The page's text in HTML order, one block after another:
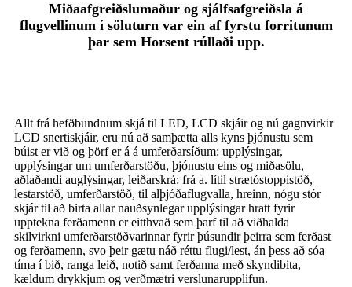
Miðaafgreiðslumaður og sjálfsafgreiðsla á
flugvellinum í söluturn var ein af fyrstu forritunum
þar sem Horsent rúllaði upp.
Allt frá hefðbundnum skjá til LED, LCD skjáir og nú gagnvirkir
LCD snertiskjáir, eru nú að samþætta alls kyns þjónustu sem
búist er við og þörf er á á umferðarsíðum: upplýsingar,
upplýsingar um umferðarstöðu, þjónustu eins og miðasölu,
aðlaðandi auglýsingar, leiðarskrá: frá a. lítil strætóstoppistöð,
lestarstöð, umferðarstöð, til alþjóðaflugvalla, hreinn, nógu stór
skjár til að birta allar nauðsynlegar upplýsingar hratt fyrir
upptekna ferðamenn er eitthvað sem þarf til að viðhalda
skilvirkni umferðarstöðvarinnar fyrir þúsundir þeirra sem ferðast
og ferðamenn, svo þeir gætu náð réttu flugi/lest, án þess að sóa
tíma í bið, ranga leið, notið samt ferðanna með skyndibita,
kældum drykkjum og verðmætri verslunarupplifun.